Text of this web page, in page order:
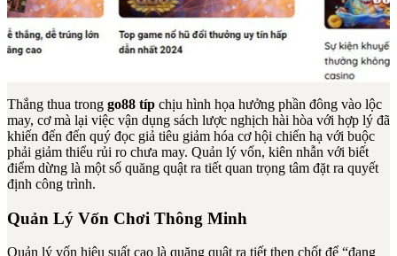
Thắng thua trong go88 típ chịu hình họa hưởng phần đông vào lộc
may, cơ mà lại việc vận dụng sách lược nghịch hài hòa với hợp lý đã
khiến đến đến quý đọc giả tiêu giảm hóa cơ hội chiến hạ với buộc
phải giảm thiểu rủi ro chưa may. Quản lý vốn, kiên nhẫn với biết
điểm dừng là một số quăng quật ra tiết quan trọng tâm đặt ra quyết
định công trình.
Quản Lý Vốn Chơi Thông Minh
Quản lý vốn hiệu suất cao là quăng quật ra tiết then chốt để “đang